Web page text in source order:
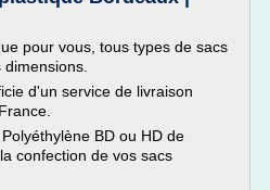
pour vous, tous types de sacs
d'un service de livraison
BD ou HD de
confection de vos sacs